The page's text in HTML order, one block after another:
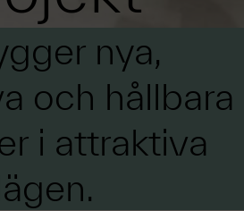
nya,
och hållbara
i attraktiva